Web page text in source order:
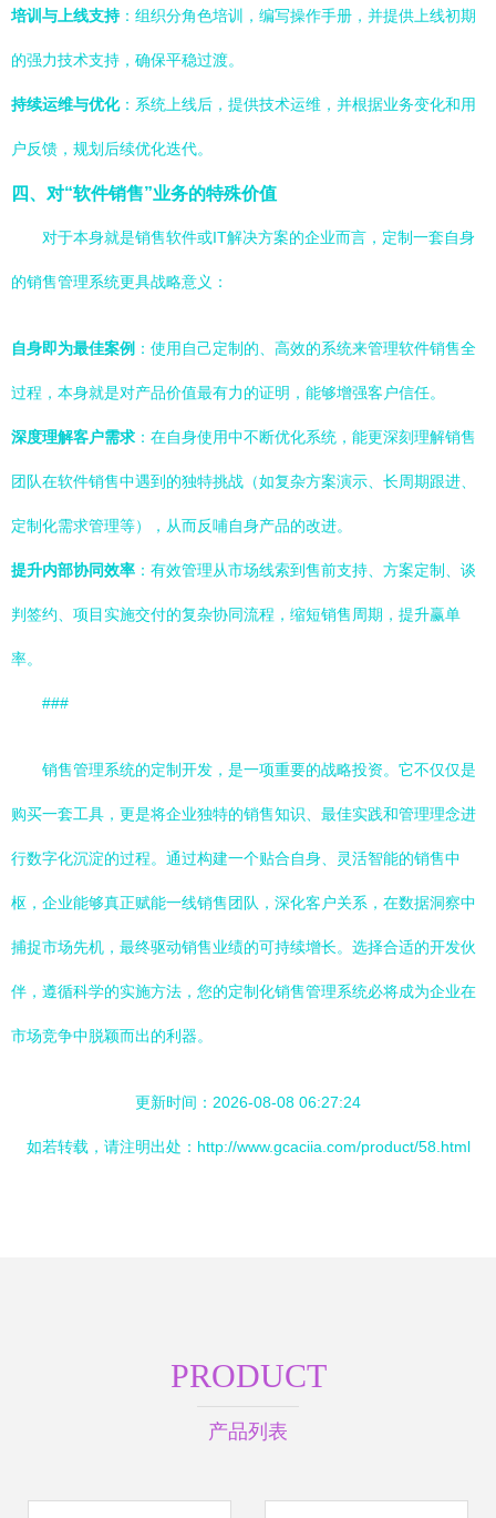
培训与上线支持：组织分角色培训，编写操作手册，并提供上线初期
的强力技术支持，确保平稳过渡。
持续运维与优化：系统上线后，提供技术运维，并根据业务变化和用
户反馈，规划后续优化迭代。
四、对“软件销售”业务的特殊价值
对于本身就是销售软件或IT解决方案的企业而言，定制一套自身
的销售管理系统更具战略意义：
自身即为最佳案例 ：使用自己定制的、高效的系统来管理软件销售全
过程，本身就是对产品价值最有力的证明，能够增强客户信任。
深度理解客户需求 ：在自身使用中不断优化系统，能更深刻理解销售
团队在软件销售中遇到的独特挑战（如复杂方案演示、长周期跟进、
定制化需求管理等），从而反哺自身产品的改进。
提升内部协同效率 ：有效管理从市场线索到售前支持、方案定制、谈
判签约、项目实施交付的复杂协同流程，缩短销售周期，提升赢单
率。
###
销售管理系统的定制开发，是一项重要的战略投资。它不仅仅是
购买一套工具，更是将企业独特的销售知识、最佳实践和管理理念进
行数字化沉淀的过程。通过构建一个贴合自身、灵活智能的销售中
枢，企业能够真正赋能一线销售团队，深化客户关系，在数据洞察中
捕捉市场先机，最终驱动销售业绩的可持续增长。选择合适的开发伙
伴，遵循科学的实施方法，您的定制化销售管理系统必将成为企业在
市场竞争中脱颖而出的利器。
更新时间：2026-08-08 06:27:24
如若转载，请注明出处：http://www.gcaciia.com/product/58.html
PRODUCT
产品列表